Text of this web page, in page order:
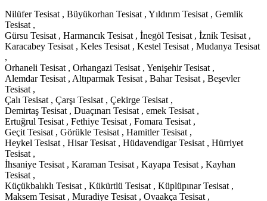
Nilüfer Tesisat , Büyükorhan Tesisat , Yıldırım Tesisat , Gemlik
Tesisat ,
Gürsu Tesisat , Harmancık Tesisat , İnegöl Tesisat , İznik Tesisat ,
Karacabey Tesisat , Keles Tesisat , Kestel Tesisat , Mudanya Tesisat
,
Orhaneli Tesisat , Orhangazi Tesisat , Yenişehir Tesisat ,
Alemdar Tesisat , Altıparmak Tesisat , Bahar Tesisat , Beşevler
Tesisat ,
Çalı Tesisat , Çarşı Tesisat , Çekirge Tesisat ,
Demirtaş Tesisat , Duaçınarı Tesisat , emek Tesisat ,
Ertuğrul Tesisat , Fethiye Tesisat , Fomara Tesisat ,
Geçit Tesisat , Görükle Tesisat , Hamitler Tesisat ,
Heykel Tesisat , Hisar Tesisat , Hüdavendigar Tesisat , Hürriyet
Tesisat ,
İhsaniye Tesisat , Karaman Tesisat , Kayapa Tesisat , Kayhan
Tesisat ,
Küçükbalıklı Tesisat , Kükürtlü Tesisat , Küplüpınar Tesisat ,
Maksem Tesisat , Muradiye Tesisat , Ovaakça Tesisat ,